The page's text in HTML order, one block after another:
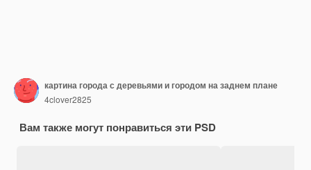
картина города с деревьями и городом на заднем плане
4clover2825
Вам также могут понравиться эти PSD